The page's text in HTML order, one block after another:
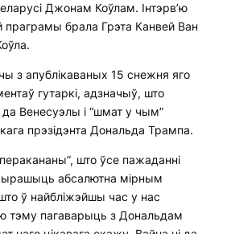
Джонам Коўлам. Інтэрв’ю
праграмы брала Грэта Канвей Ван
з апублікаваных 15 снежня яго
гутаркі, адзначыў, што
Венесуэлы і “шмат у чым”
прэзідэнта Дональда Трампа.
што ўсе пажаданні
абсалютна мірным
ў найбліжэйшы час у нас
тэму пагаварыць з Дональдам